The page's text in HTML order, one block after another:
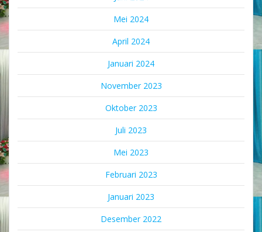
Mei 2024
April 2024
Januari 2024
November 2023
Oktober 2023
Juli 2023
Mei 2023
Februari 2023
Januari 2023
Desember 2022